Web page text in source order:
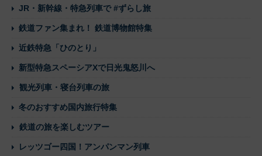
JR・新幹線・特急列車で #ずらし旅
鉄道ファン集まれ！ 鉄道博物館特集
近鉄特急「ひのとり」
新型特急スペーシアXで日光鬼怒川へ
観光列車・寝台列車の旅
冬のおすすめ国内旅行特集
鉄道の旅を楽しむツアー
レッツゴー四国！アンパンマン列車